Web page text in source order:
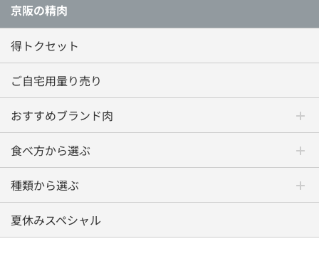
京阪の精肉
得トクセット
ご自宅用量り売り
おすすめブランド肉
食べ方から選ぶ
種類から選ぶ
夏休みスペシャル